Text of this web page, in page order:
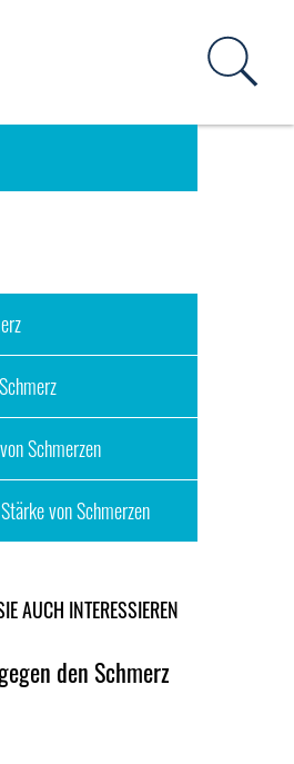
Schmerzen
von Schmerzen
AUCH INTERESSIEREN
den Schmerz